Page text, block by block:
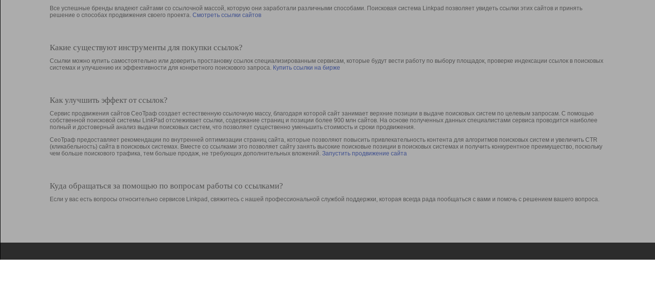
Все успешные бренды владеют сайтами со ссылочной массой, которую они заработали различными способами. Поисковая система Linkpad позволяет увидеть ссылки этих сайтов и принять
решение о способах продвижения своего проекта. Смотреть ссылки сайтов
Какие существуют инструменты для покупки ссылок?
Ссылки можно купить самостоятельно или доверить простановку ссылок специализированным сервисам, которые будут вести работу по выбору площадок, проверке индексации ссылок в поисковых
системах и улучшению их эффективности для конкретного поискового запроса. Купить ссылки на бирже
Как улучшить эффект от ссылок?
Сервис продвижения сайтов СеоТраф создает естественную ссылочную массу, благодаря которой сайт занимает верхние позиции в выдаче поисковых систем по целевым запросам. С помощью
собственной поисковой системы LinkPad отслеживает ссылки, содержание страниц и позиции более 900 млн сайтов. На основе полученных данных специалистами сервиса проводится наиболее
полный и достоверный анализ выдачи поисковых систем, что позволяет существенно уменьшить стоимость и сроки продвижения.
СеоТраф предоставляет рекомендации по внутренней оптимизации страниц сайта, которые позволяют повысить привлекательность контента для алгоритмов поисковых систем и увеличить CTR
(кликабельность) сайта в поисковых системах. Вместе со ссылками это позволяет сайту занять высокие поисковые позиции в поисковых системах и получить конкурентное преимущество, поскольку
чем больше поискового трафика, тем больше продаж, не требующих дополнительных вложений. Запустить продвижение сайта
Куда обращаться за помощью по вопросам работы со ссылками?
Если у вас есть вопросы относительно сервисов Linkpad, свяжитесь с нашей профессиональной службой поддержки, которая всегда рада пообщаться с вами и помочь с решением вашего вопроса.